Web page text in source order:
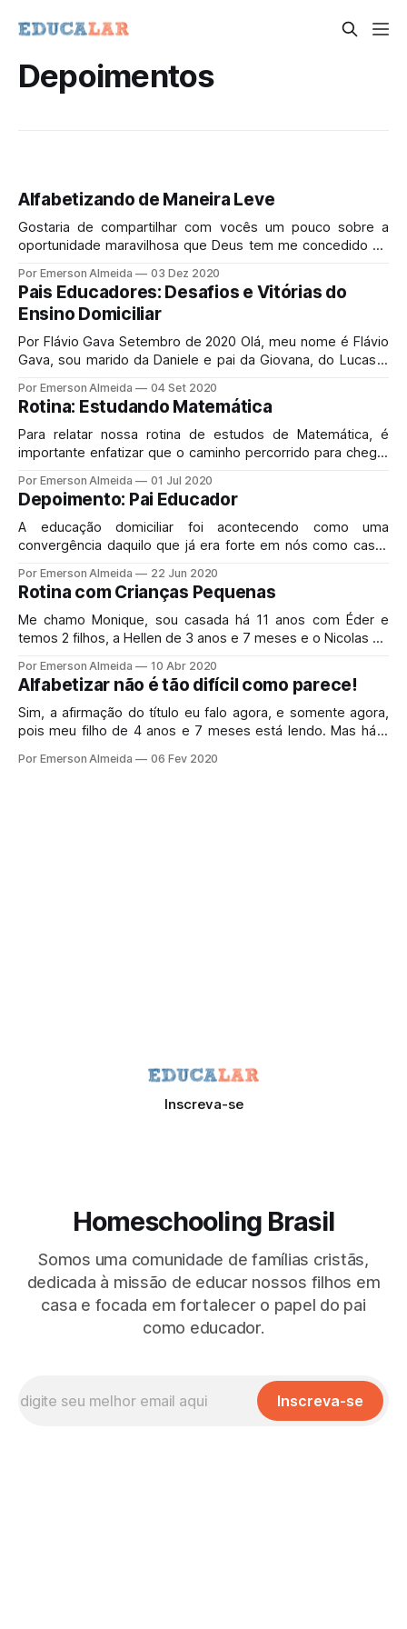
Depoimentos
Alfabetizando de Maneira Leve
Gostaria de compartilhar com vocês um pouco sobre a
oportunidade maravilhosa que Deus tem me concedido de
homeschooling em 2019...
Por Emerson Almeida 03 Dez 2020
Pais Educadores: Desafios e Vitórias do
Ensino Domiciliar
Por Flávio Gava Setembro de 2020 Olá, meu nome é Flávio
Gava, sou marido da Daniele e pai da Giovana, do Lucas e
vocês um pouco do que temos vivido em nosso lar,
ensinando nossos filhos em casa. Pretendo ser
Por Emerson Almeida 04 Set 2020
Rotina: Estudando Matemática
Para relatar nossa rotina de estudos de Matemática, é
importante enfatizar que o caminho percorrido para chegar
aprimorando ao longo de, mais ou menos, três anos,
conforme meus erros e acertos ...
Por Emerson Almeida 01 Jul 2020
Depoimento: Pai Educador
A educação domiciliar foi acontecendo como uma
convergência daquilo que já era forte em nós como casal.
simplicidade da criação de Deus, cada dia mais longe das
famílias; por isso nos sentimos remando contra a maré em
muitas questões ...
Por Emerson Almeida 22 Jun 2020
Rotina com Crianças Pequenas
Me chamo Monique, sou casada há 11 anos com Éder e
temos 2 filhos, a Hellen de 3 anos e 7 meses e o Nicolas de
nosso dia a dia, nossa rotina com crianças pequenas.
Por Emerson Almeida 10 Abr 2020
Alfabetizar não é tão difícil como parece!
Sim, a afirmação do título eu falo agora, e somente agora,
pois meu filho de 4 anos e 7 meses está lendo. Mas há 7
mães educadoras sobre o que seria a melhor forma de
Por Emerson Almeida 06 Fev 2020
Inscreva-se
Homeschooling Brasil
Somos uma comunidade de famílias cristãs,
dedicada à missão de educar nossos filhos em
casa e focada em fortalecer o papel do pai
como educador.
Inscreva-se